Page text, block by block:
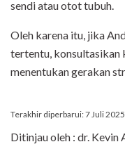
sendi atau otot tubuh.
Oleh karena itu, jika
tertentu, konsultasikan
menentukan gerakan
Terakhir diperbarui: 7 Juli 2025